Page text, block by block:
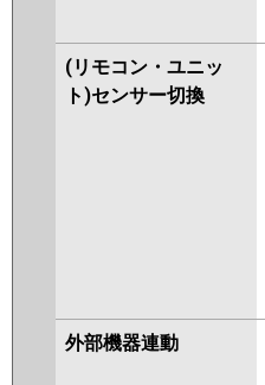
(リモコン・ユニッ
ト)センサー切換
外部機器連動